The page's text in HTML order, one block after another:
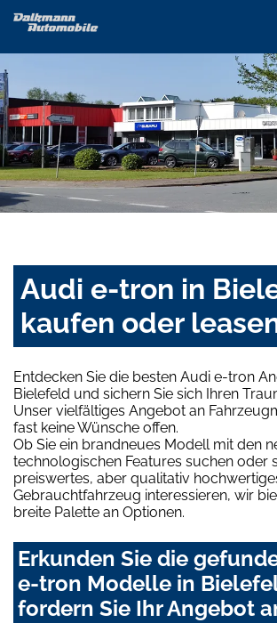
Audi e-tron in
kaufen oder
Entdecken Sie die besten Audi e-tron
Bielefeld und sichern Sie sich Ihren
Unser vielfältiges Angebot an
fast keine Wünsche offen.
Ob Sie ein brandneues Modell mit den
technologischen Features suchen oder
preiswertes, aber qualitativ
Gebrauchtfahrzeug interessieren, wir
breite Palette an Optionen.
Erkunden Sie die
e-tron Modelle in
fordern Sie Ihr Angebot